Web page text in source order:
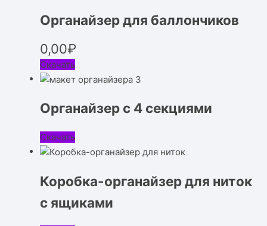
Органайзер для баллончиков
0,00₽
Скачать
Органайзер с 4 секциями
Скачать
Коробка-органайзер для ниток
с ящиками